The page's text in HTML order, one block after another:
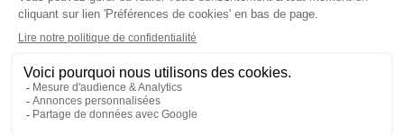
SUIVEZ-NOUS SUR :
Protection données personnelles
Mentions légales|Espace Presse